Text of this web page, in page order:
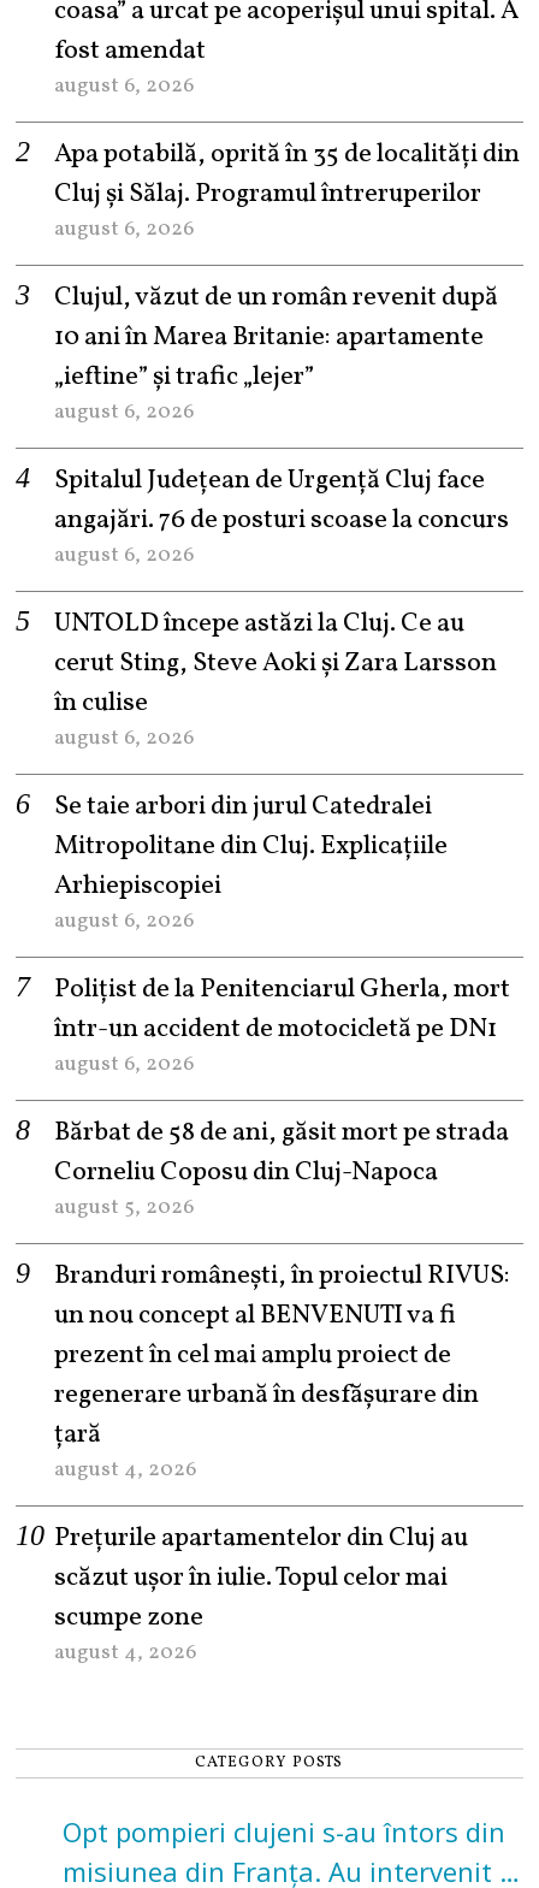
coasa” a urcat pe acoperișul unui spital. A
fost amendat
august 6, 2026
Apa potabilă, oprită în 35 de localități din
Cluj și Sălaj. Programul întreruperilor
august 6, 2026
Clujul, văzut de un român revenit după
10 ani în Marea Britanie: apartamente
„ieftine” și trafic „lejer”
august 6, 2026
Spitalul Județean de Urgență Cluj face
angajări. 76 de posturi scoase la concurs
august 6, 2026
UNTOLD începe astăzi la Cluj. Ce au
cerut Sting, Steve Aoki și Zara Larsson
în culise
august 6, 2026
Se taie arbori din jurul Catedralei
Mitropolitane din Cluj. Explicațiile
Arhiepiscopiei
august 6, 2026
Polițist de la Penitenciarul Gherla, mort
într-un accident de motocicletă pe DN1
august 6, 2026
Bărbat de 58 de ani, găsit mort pe strada
Corneliu Coposu din Cluj-Napoca
august 5, 2026
Branduri românești, în proiectul RIVUS:
un nou concept al BENVENUTI va fi
prezent în cel mai amplu proiect de
regenerare urbană în desfășurare din
țară
august 4, 2026
Prețurile apartamentelor din Cluj au
scăzut ușor în iulie. Topul celor mai
scumpe zone
august 4, 2026
CATEGORY POSTS
Opt pompieri clujeni s-au întors din
misiunea din Franța. Au intervenit la